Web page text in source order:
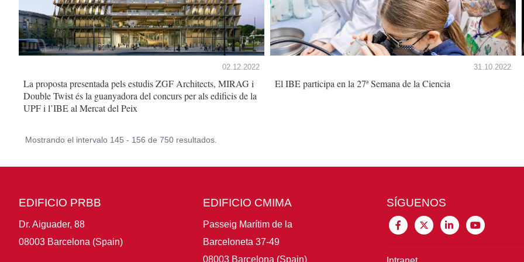
02.12.2022
La proposta presentada pels estudis ZGF Architects, MIRAG i
Double Twist és la guanyadora del concurs per als edificis de la
UPF i l’IBE al Mercat del Peix
31.10.2022
El IBE participa en la 27ª Semana de la Ciencia
Mostrando el intervalo 145 - 156 de 750 resultados.
EDIFICIO PRBB
Dr. Aiguader, 88
08003 Barcelona (Spain)
EDIFICIO CMIMA
Passeig Marítim de la
Barceloneta 37-49
08003 Barcelona (Spain)
SÍGUENOS